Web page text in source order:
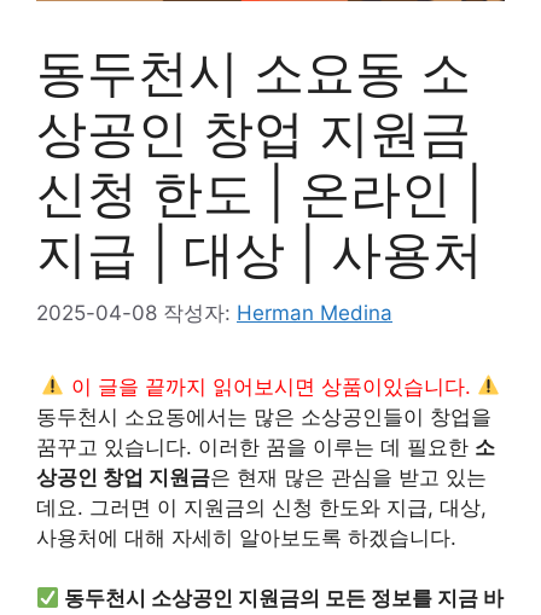
동두천시 소요동 소
상공인 창업 지원금
신청 한도 | 온라인 |
지급 | 대상 | 사용처
2025-04-08 작성자: Herman Medina
이 글을 끝까지 읽어보시면 상품이있습니다.
동두천시 소요동에서는 많은 소상공인들이 창업을
꿈꾸고 있습니다. 이러한 꿈을 이루는 데 필요한 소
상공인 창업 지원금은 현재 많은 관심을 받고 있는
데요. 그러면 이 지원금의 신청 한도와 지급, 대상,
사용처에 대해 자세히 알아보도록 하겠습니다.
동두천시 소상공인 지원금의 모든 정보를 지금 바